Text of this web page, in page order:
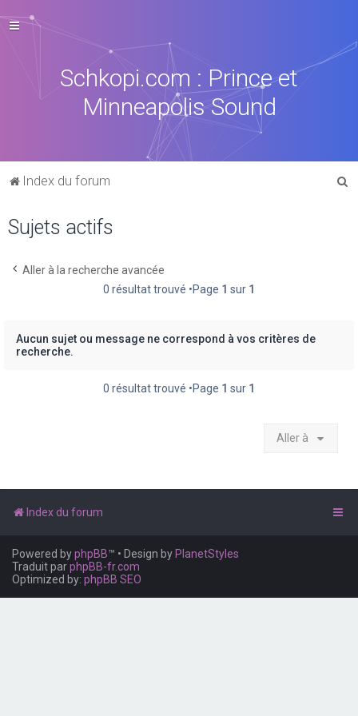
Schkopi.com : Prince et
Minneapolis Sound
Index du forum
Sujets actifs
Aller à la recherche avancée
0 résultat trouvé •Page 1 sur 1
Aucun sujet ou message ne correspond à vos critères de
recherche.
0 résultat trouvé •Page 1 sur 1
Aller à
Index du forum
Powered byphpBB™ • Design by PlanetStyles
Traduit parphpBB-fr.com
Optimized by: phpBB SEO